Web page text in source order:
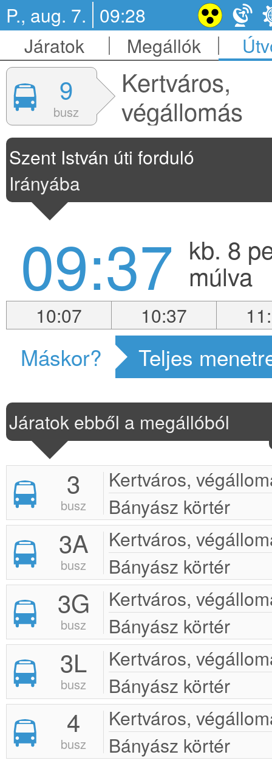
P., aug. 7. 09:28
Járatok
Megállók
9
busz
Kertváros,
végállomás
Szent István úti forduló
Irányába
09:37 kb. 8
múlva
10:07 10:37
Máskor? Teljes
Járatok ebből a megállóból
3
busz
Kertváros,
Bányász körtér
3A
busz
Kertváros,
Bányász körtér
3G
busz
Kertváros,
Bányász körtér
3L
busz
Kertváros,
Bányász körtér
4
busz
Kertváros,
Bányász körtér